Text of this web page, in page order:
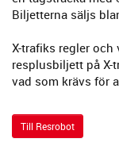
Biljetterna säljs
X-trafiks regler
resplusbiljett på X-
vad som krävs för
Till Resrobot